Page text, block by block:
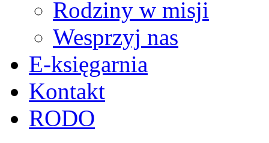
Rodziny w misji
Wesprzyj nas
E-księgarnia
Kontakt
RODO